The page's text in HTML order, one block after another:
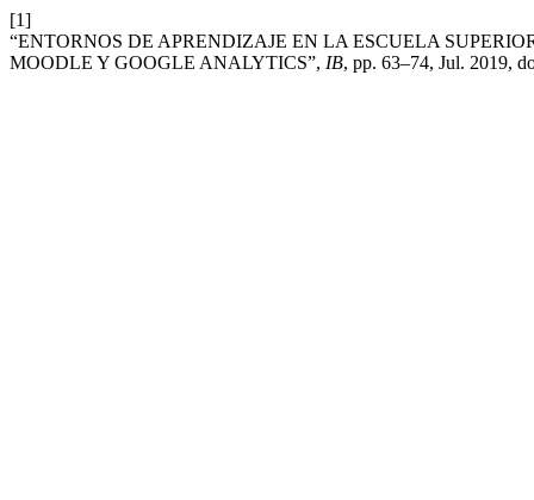
[1]
“ENTORNOS DE APRENDIZAJE EN LA ESCUELA
MOODLE Y GOOGLE ANALYTICS”, IB, pp. 63–74, Jul. 2019,